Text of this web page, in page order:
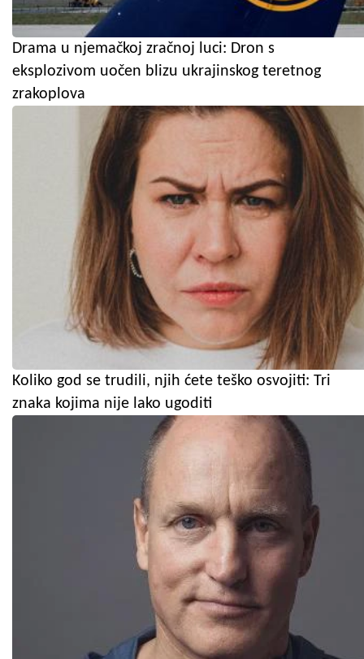
Drama u njemačkoj zračnoj luci: Dron s
eksplozivom uočen blizu ukrajinskog teretnog
zrakoplova
Koliko god se trudili, njih ćete teško osvojiti: Tri
znaka kojima nije lako ugoditi